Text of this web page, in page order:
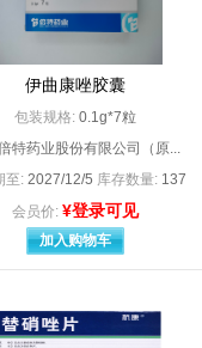
AstraZeneca AB（阿斯利康制药有限公司分包装）
B.Braun
Bayer S.A（拜耳医药保健有限公司启东分公司分包装）
Bayer Weimar
Becton，Dickinson and Company碧迪公司
Gm
Dr. Falk
Fresenius
Frosst Iberica SA（杭州默沙东制药有限公司分装）
GE
Glaxo
HISAMITSU PHARMACEUTICAL CO.，INC.，Tosu plant
伊曲康唑胶囊
包装规格: 0.1g*7粒
特药业股份有限公司（原...
至: 2027/12/5 库存数量: 137
会员价: ¥登录可见
加入购物车